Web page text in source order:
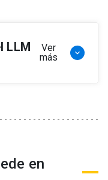
LLM
Ver
más
keyboard_arrow_down
Programa
en